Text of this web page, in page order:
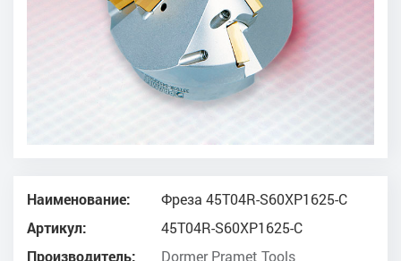
Наименование:
Фреза 45T04R-S60XP1625-C
Артикул:
45T04R-S60XP1625-C
Производитель:
Dоrmer Pramet Tools